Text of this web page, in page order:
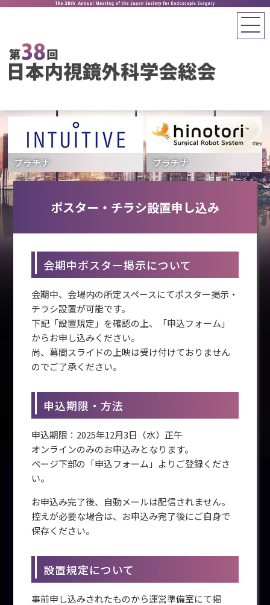
プラチナ プラチナ
ポスター・チラシ設置申し込み
会期中ポスター掲示について
会期中、会場内の所定スペースにてポスター掲示・
チラシ設置が可能です。
下記「設置規定」を確認の上、「申込フォーム」
からお申し込みください。
尚、幕間スライドの上映は受け付けておりません
のでご了承ください。
申込期限・方法
申込期限：2025年12月3日（水）正午
オンラインのみのお申込みとなります。
ページ下部の「申込フォーム」よりご登録くださ
い。
お申込み完了後、自動メールは配信されません。
控えが必要な場合は、お申込み完了後にご自身で
保存ください。
設置規定について
事前申し込みされたものから運営準備室にて掲